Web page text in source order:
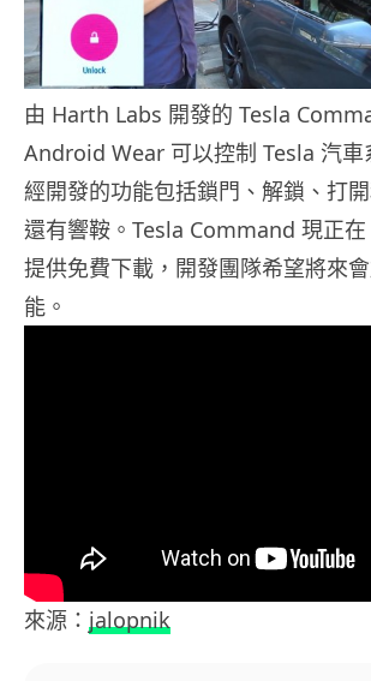
由 Harth Labs 開發的 Tesla
Android Wear 可以控制 Tesla 汽車
經開發的功能包括鎖門、解鎖、打
還有響鞍。Tesla Command 現正
提供免費下載，開發團隊希望將來
能。
來源： jalopnik